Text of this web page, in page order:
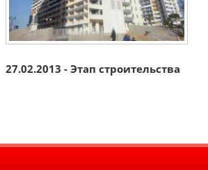
27.02.2013 - Этап строительства